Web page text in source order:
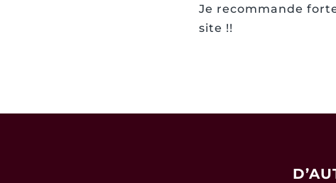
Je recommande
site !!